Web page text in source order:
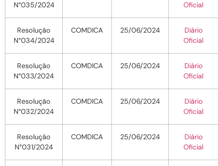
N°035/2024
Oficial
Resolução
N°034/2024
COMDICA 25/06/2024
Diário
Oficial
Resolução
N°033/2024
COMDICA 25/06/2024
Diário
Oficial
Resolução
N°032/2024
COMDICA 25/06/2024
Diário
Oficial
Resolução
N°031/2024
COMDICA 25/06/2024
Diário
Oficial